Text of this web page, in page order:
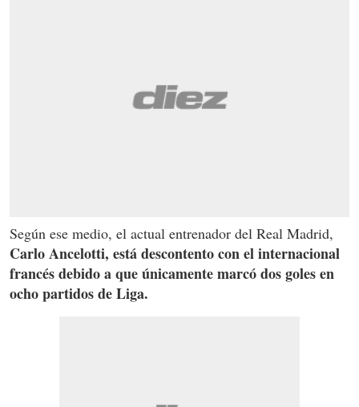
Según ese medio, el actual entrenador del Real Madrid,
Carlo Ancelotti, está descontento con el internacional
francés debido a que únicamente marcó dos goles en
ocho partidos de Liga.